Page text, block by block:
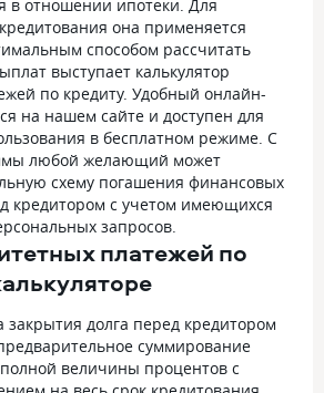
в отношении ипотеки. Для
она применяется
способом рассчитать
выступает калькулятор
по кредиту. Удобный онлайн-
на нашем сайте и доступен для
в бесплатном режиме. С
любой желающий может
схему погашения финансовых
кредитором с учетом имеющихся
запросов.
платежей по
закрытия долга перед кредитором
суммирование
величины процентов с